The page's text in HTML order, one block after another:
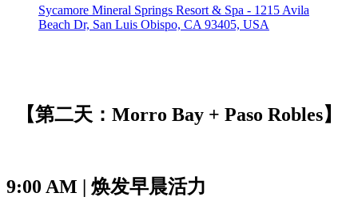
Sycamore Mineral Springs Resort & Spa - 1215 Avila
Beach Dr, San Luis Obispo, CA 93405, USA
【第二天：Morro Bay + Paso Robles】
9:00 AM | 焕发早晨活力